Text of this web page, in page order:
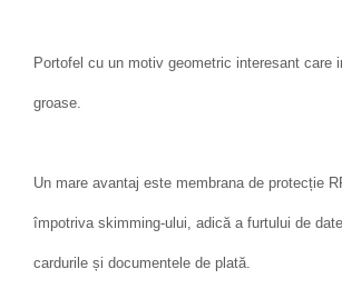
Portofel cu un motiv geometric interesant care
groase.
Un mare avantaj este membrana de protecție
împotriva skimming-ului, adică a furtului de
cardurile și documentele de plată.